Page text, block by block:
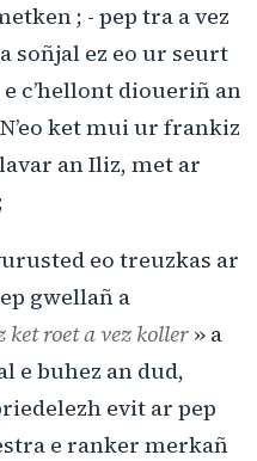
; - pep tra a vez
soñjal ez eo ur seurt
c’hellont dioueriñ an
ket mui ur frankiz
an Iliz, met ar
eo treuzkas ar
gwellañ a
ket roet a vez koller » a
e buhez an dud,
evit ar pep
e ranker merkañ